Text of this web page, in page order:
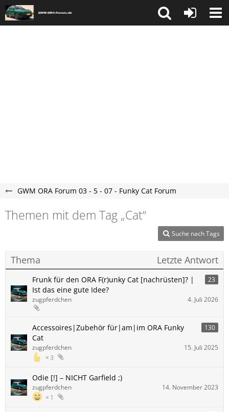
GWM ORA Forum 03 - 5 - 07 - Funky Cat Forum
Themen mit dem Tag „Cat“
Suche nach Tags
Thema Letzte Antwort
Frunk für den ORA F(r)unky Cat [nachrüsten]? |
Ist das eine gute Idee?
23
zugpferdchen 4. Juli 2026
Accessoires|Zubehör für|am|im ORA Funky
Cat
130
3
zugpferdchen 15. Juli 2025
Odie [!] – NICHT Garfield ;)
1
zugpferdchen 14. November 2023